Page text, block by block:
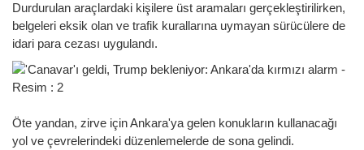
Durdurulan araçlardaki kişilere üst aramaları gerçekleştirilirken,
belgeleri eksik olan ve trafik kurallarına uymayan sürücülere de
idari para cezası uygulandı.
Öte yandan, zirve için Ankara'ya gelen konukların kullanacağı
yol ve çevrelerindeki düzenlemelerde de sona gelindi.